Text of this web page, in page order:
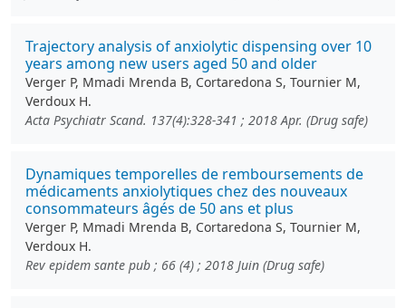
Trajectory analysis of anxiolytic dispensing over 10
years among new users aged 50 and older
Verger P, Mmadi Mrenda B, Cortaredona S, Tournier M,
Verdoux H.
Acta Psychiatr Scand. 137(4):328-341 ; 2018 Apr. (Drug safe)
Dynamiques temporelles de remboursements de
médicaments anxiolytiques chez des nouveaux
consommateurs âgés de 50 ans et plus
Verger P, Mmadi Mrenda B, Cortaredona S, Tournier M,
Verdoux H.
Rev epidem sante pub ; 66 (4) ; 2018 Juin (Drug safe)